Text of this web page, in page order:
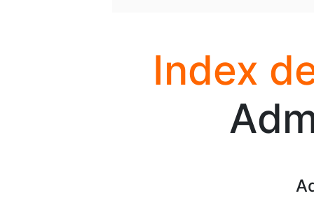
Index